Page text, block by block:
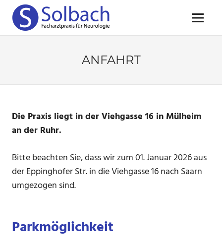
Inhalt
springen
PRAXIS
SOLBACH
Menü
ANFAHRT
Die Praxis liegt in der Viehgasse 16 in Mülheim
an der Ruhr.
Bitte beachten Sie, dass wir zum 01. Januar 2026 aus
der Eppinghofer Str. in die Viehgasse 16 nach Saarn
umgezogen sind.
Parkmöglichkeit